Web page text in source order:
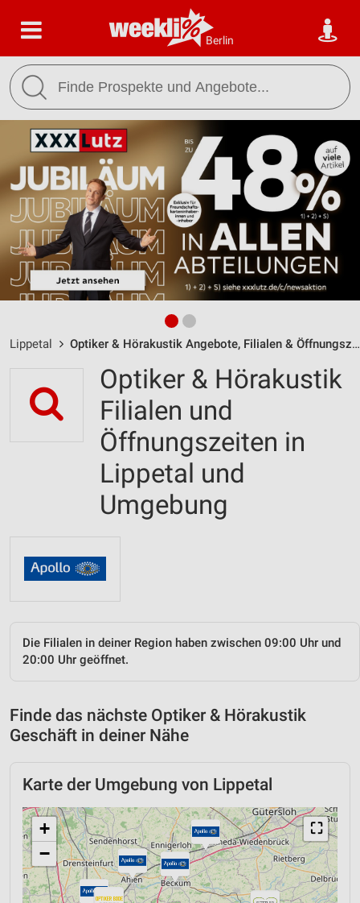
Berlin
Lippetal Optiker & Hörakustik Angebote, Filialen & Öffnungszeiten
Optiker & Hörakustik
Filialen und
Öffnungszeiten in
Lippetal und
Umgebung
Die Filialen in deiner Region haben zwischen 09:00 Uhr und
20:00 Uhr geöffnet.
Finde das nächste Optiker & Hörakustik
Geschäft in deiner Nähe
Karte der Umgebung von Lippetal
⛶
+
−